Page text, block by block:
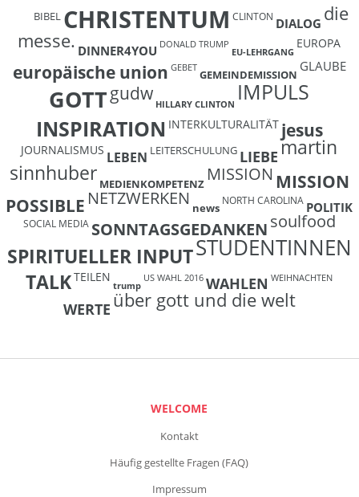
BIBEL CHRISTENTUM CLINTON DIALOG die
messe. DINNER4YOU DONALD TRUMP
EU-LEHRGANG
EUROPA
europäische union GEBET GEMEINDEMISSION
GLAUBE
GOTTgudw HILLARY CLINTON IMPULS
INSPIRATION INTERKULTURALITÄT jesus
JOURNALISMUS LEBEN LEITERSCHULUNG LIEBEmartin
sinnhuber MEDIENKOMPETENZ MISSION MISSION
POSSIBLE NETZWERKEN news
NORTH CAROLINA POLITIK
SOCIAL MEDIA SONNTAGSGEDANKENsoulfood
SPIRITUELLER INPUTSTUDENTINNEN
TALKTEILEN
trump
US WAHL 2016 WAHLEN WEIHNACHTEN
WERTE über gott und die welt
WELCOME
Kontakt
Häufig gestellte Fragen (FAQ)
Impressum